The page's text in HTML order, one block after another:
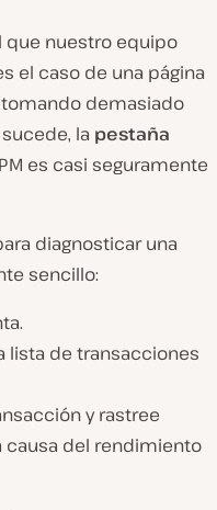
que nuestro equipo
el caso de una página
demasiado
la pestaña
es casi seguramente
diagnosticar una
sencillo:
lista de transacciones
y rastree
causa del rendimiento